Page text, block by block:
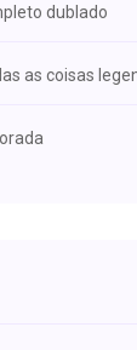
dublado
as coisas